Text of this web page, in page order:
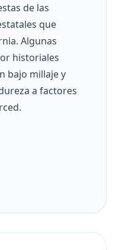
de las
que
Algunas
historiales
bajo millaje y
a factores